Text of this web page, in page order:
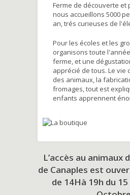
Ferme de découverte et
nous accueillons 5000
an, trés curieuses de
Pour les écoles et les
organisons toute
ferme, et une
apprécié de tous. Le vie
des animaux, la
fromages, tout est
enfants apprennent
L’accès au animaux
de Canaples est
de 14Hà 19h du